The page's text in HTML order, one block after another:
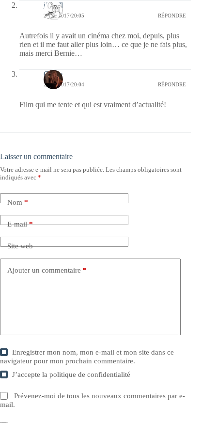
jill bill
21/11/2017/20:05 RÉPONDRE
Autrefois il y avait un cinéma chez moi, depuis, plus
rien et il me faut aller plus loin… ce que je ne fais plus,
mais merci Bernie…
Carrie
21/11/2017/20:04 RÉPONDRE
Film qui me tente et qui est vraiment d’actualité!
Laisser un commentaire
Votre adresse e-mail ne sera pas publiée. Les champs obligatoires sont
indiqués avec *
Nom*
E-mail*
Site web
Ajouter un commentaire *
Enregistrer mon nom, mon e-mail et mon site dans ce
navigateur pour mon prochain commentaire.
J’accepte lapolitique de confidentialité
Prévenez-moi de tous les nouveaux commentaires par e-
mail.